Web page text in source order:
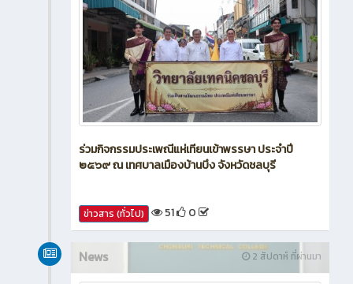
ร่วมกิจกรรมประเพณีแห่เทียนเข้าพรรษา ประจำปี
๒๕๖๙ ณ เทศบาลเมืองบ้านบึง จังหวัดชลบุรี
ข่าวสาร (ทั่วไป) 51 0
2 สัปดาห์ ที่ผ่านมา
News